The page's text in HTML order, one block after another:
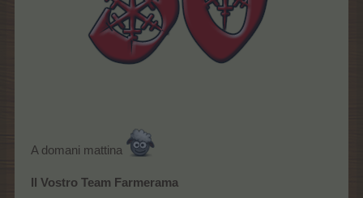
A domani mattina
Il Vostro Team Farmerama